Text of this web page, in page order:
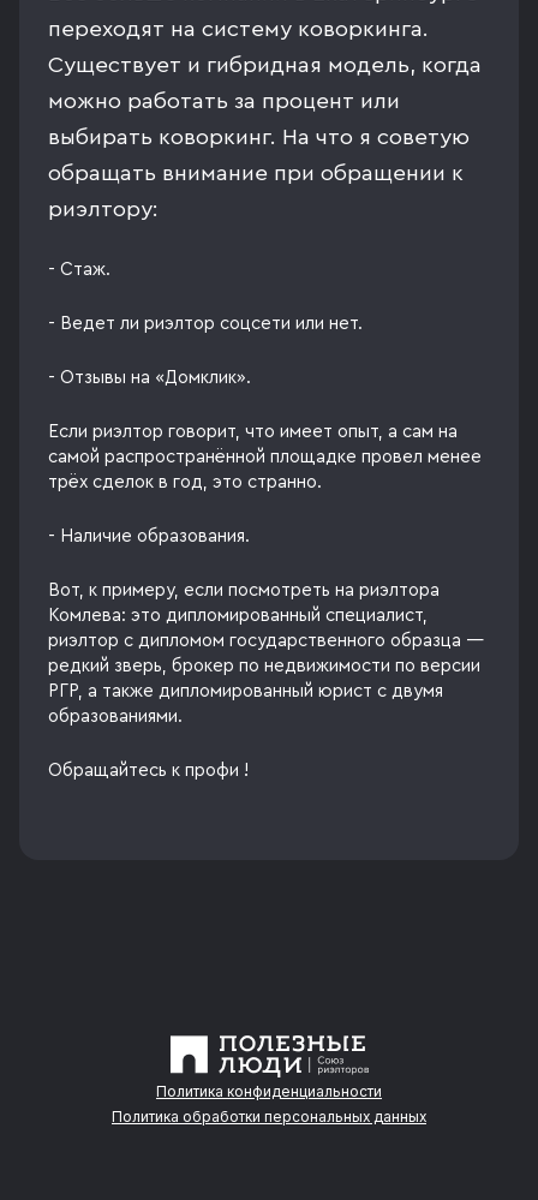
переходят на систему коворкинга.
Существует и гибридная модель, когда
можно работать за процент или
выбирать коворкинг. На что я советую
обращать внимание при обращении к
риэлтору:
- Стаж.
- Ведет ли риэлтор соцсети или нет.
- Отзывы на «Домклик».
Если риэлтор говорит, что имеет опыт, а сам на
самой распространённой площадке провел менее
трёх сделок в год, это странно.
- Наличие образования.
Вот, к примеру, если посмотреть на риэлтора
Комлева: это дипломированный специалист,
риэлтор с дипломом государственного образца —
редкий зверь, брокер по недвижимости по версии
РГР, а также дипломированный юрист с двумя
образованиями.
Обращайтесь к профи !
Политика конфиденциальности
Политика обработки персональных данных